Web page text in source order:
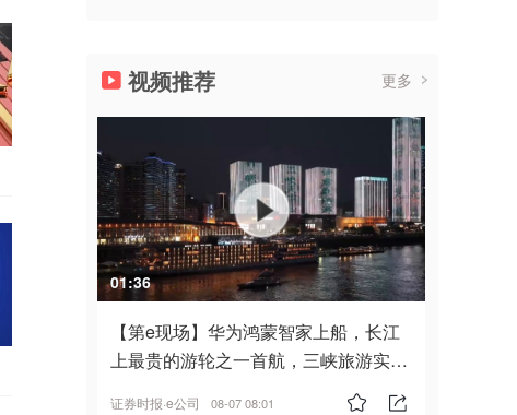
视频推荐 更多
01:36
【第e现场】华为鸿蒙智家上船，长江
上最贵的游轮之一首航，三峡旅游实
证券时报·e公司 08-07 08:01